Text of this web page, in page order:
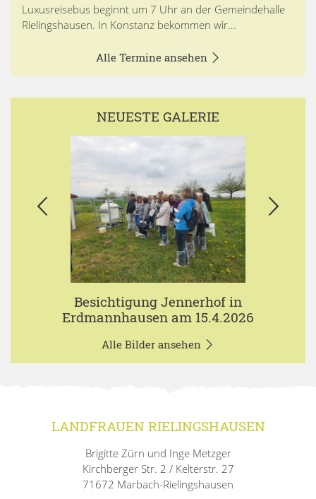
Luxusreisebus beginnt um 7 Uhr an der Gemeindehalle
Rielingshausen. In Konstanz bekommen wir...
Alle Termine ansehen
NEUESTE GALERIE
Besichtigung Jennerhof in
Erdmannhausen am 15.4.2026
Alle Bilder ansehen
LANDFRAUEN RIELINGSHAUSEN
Brigitte Zürn und Inge Metzger
Kirchberger Str. 2 / Kelterstr. 27
71672 Marbach-Rielingshausen